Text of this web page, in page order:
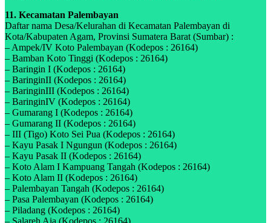
11. Kecamatan Palembayan
Daftar nama Desa/Kelurahan di Kecamatan Palembayan di
Kota/Kabupaten Agam, Provinsi Sumatera Barat (Sumbar) :
– Ampek/IV Koto Palembayan (Kodepos : 26164)
– Bamban Koto Tinggi (Kodepos : 26164)
– Baringin I (Kodepos : 26164)
– BaringinII (Kodepos : 26164)
– BaringinIII (Kodepos : 26164)
– BaringinIV (Kodepos : 26164)
– Gumarang I (Kodepos : 26164)
– Gumarang II (Kodepos : 26164)
– III (Tigo) Koto Sei Pua (Kodepos : 26164)
– Kayu Pasak I Ngungun (Kodepos : 26164)
– Kayu Pasak II (Kodepos : 26164)
– Koto Alam I Kampuang Tangah (Kodepos : 26164)
– Koto Alam II (Kodepos : 26164)
– Palembayan Tangah (Kodepos : 26164)
– Pasa Palembayan (Kodepos : 26164)
– Piladang (Kodepos : 26164)
– Salareh Aia (Kodepos : 26164)